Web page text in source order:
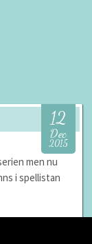
12
Dec
2015
men nu
i spellistan